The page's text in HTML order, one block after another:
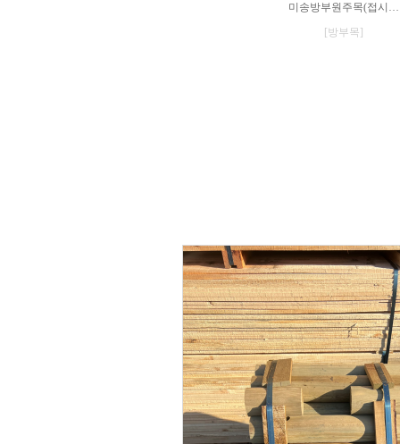
미송방부원주목(접시…
[방부목]